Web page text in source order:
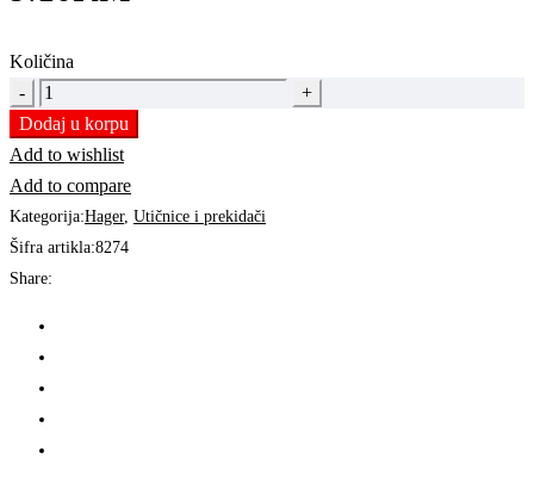
Količina
PREKIDAČ
TROSTRUKI
LUMINA
BIJELA
|
WL0070
HAGER
Dodaj u korpu
Add to wishlist
Add to compare
Kategorija:Hager, Utičnice i prekidači
Šifra artikla:8274
Share: